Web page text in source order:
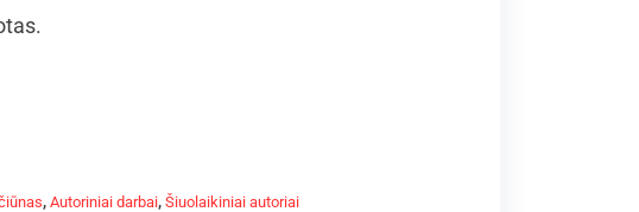
, Autoriniai darbai, Šiuolaikiniai autoriai